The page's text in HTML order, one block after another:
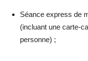
Séance express de
(incluant une carte-
personne) ;